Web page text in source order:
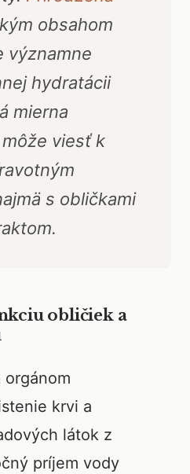
obsahom
významne
hydratácii
mierna
viesť k
s obličkami
obličiek a
orgánom
krvi a
látok z
príjem vody